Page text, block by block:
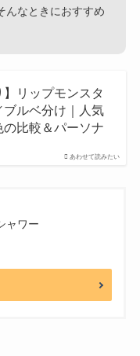
んなときにおすすめ
あわせて読みたい
】リップモンスタ
ルベ分け｜人気
比較＆パーソナ
ャワー